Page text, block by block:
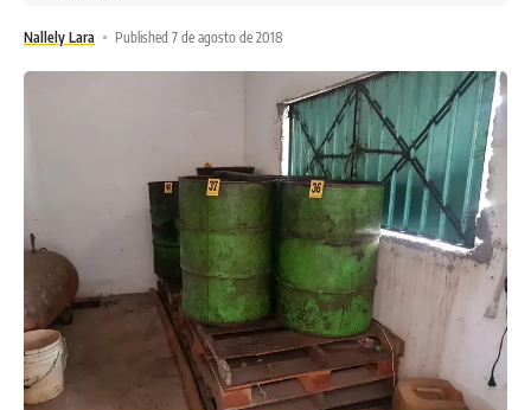
Nallely Lara Published 7 de agosto de 2018